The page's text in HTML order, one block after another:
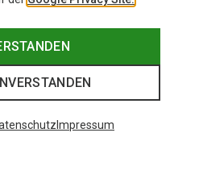
Impressum